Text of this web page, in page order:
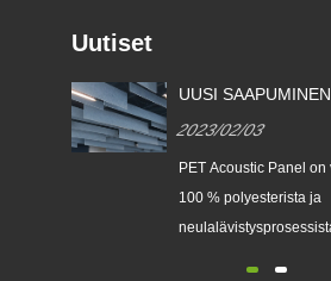
Uutiset
UUSI SAAPUMINEN: Acoustic
Buffles & Clouds
2023/02/03
PET Acoustic Panel on valmistettu
neulalävistysprosessista.